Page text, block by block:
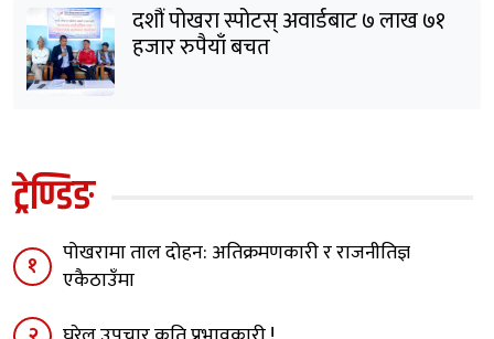
दशौं पोखरा स्पोटस् अवार्डबाट ७ लाख ७१
हजार रुपैयाँ बचत
ट्रेण्डिङ
१
पोखरामा ताल दोहन: अतिक्रमणकारी र राजनीतिज्ञ
एकैठाउँमा